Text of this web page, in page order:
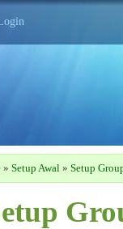
» Setup Awal » Setup